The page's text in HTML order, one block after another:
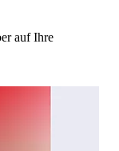
auf Ihre